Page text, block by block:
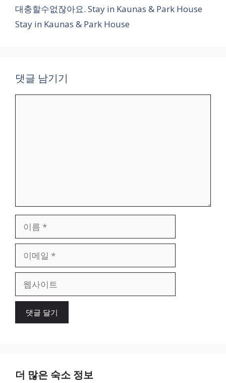
대충할수없잖아요. Stay in Kaunas & Park House
Stay in Kaunas & Park House
댓글 남기기
일
이
더 많은 숙소 정보